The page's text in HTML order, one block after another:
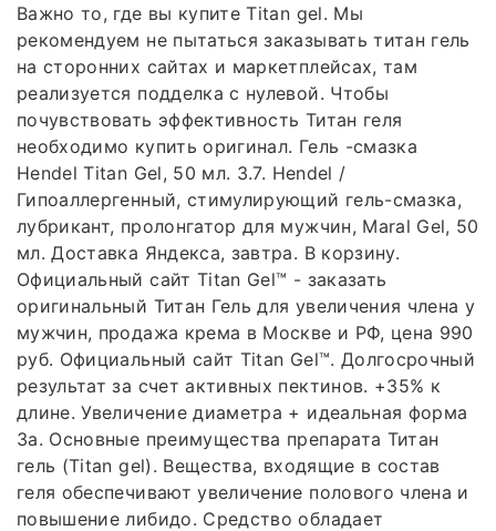
Важно то, где вы купите Titan gel. Мы
рекомендуем не пытаться заказывать титан гель
на сторонних сайтах и маркетплейсах, там
реализуется подделка с нулевой. Чтобы
почувствовать эффективность Титан геля
необходимо купить оригинал. Гель -смазка
Hendel Titan Gel, 50 мл. 3.7. Hendel /
Гипоаллергенный, стимулирующий гель-смазка,
лубрикант, пролонгатор для мужчин, Maral Gel, 50
мл. Доставка Яндекса, завтра. В корзину.
Официальный сайт Titan Gel™ - заказать
оригинальный Титан Гель для увеличения члена у
мужчин, продажа крема в Москве и РФ, цена 990
руб. Официальный сайт Titan Gel™. Долгосрочный
результат за счет активных пектинов. +35% к
длине. Увеличение диаметра + идеальная форма
За. Основные преимущества препарата Титан
гель (Titan gel). Вещества, входящие в состав
геля обеспечивают увеличение полового члена и
повышение либидо. Средство обладает